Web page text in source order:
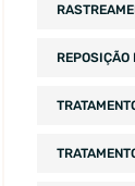
REPOSIÇÃO